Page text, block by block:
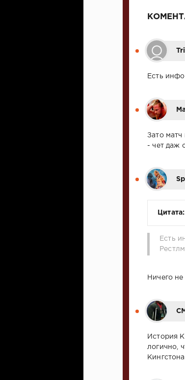
Есть
Зато
- чет даж
Есть
Ничего
История
логично,